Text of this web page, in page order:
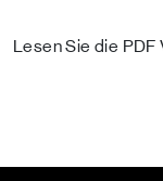
Lesen Sie die